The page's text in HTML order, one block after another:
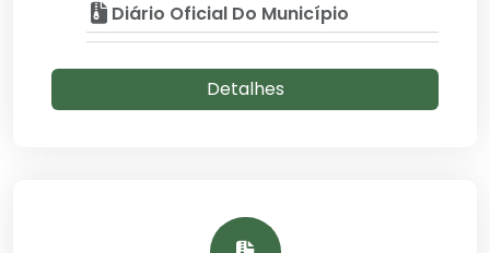
Diário Oficial Do Município
Detalhes